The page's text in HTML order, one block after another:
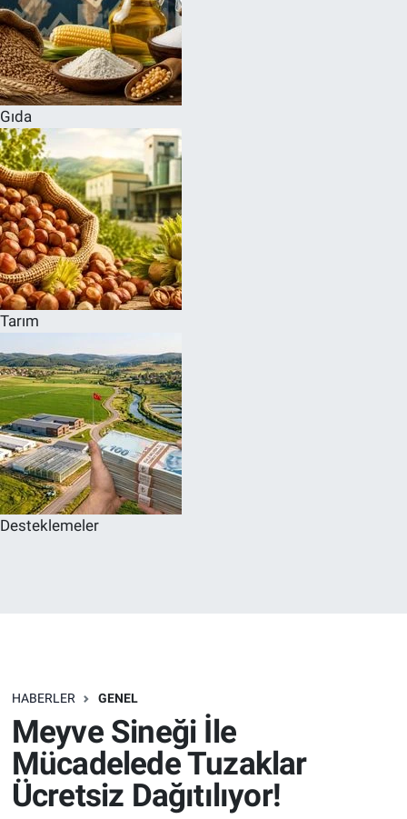
Gıda
Tarım
Desteklemeler
HABERLER GENEL
Meyve Sineği İle
Mücadelede Tuzaklar
Ücretsiz Dağıtılıyor!